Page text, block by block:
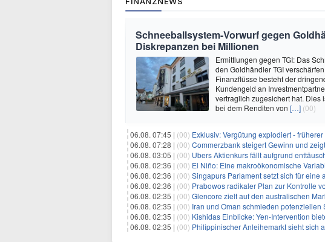
Schneeballsystem-Vorwurf gegen
Diskrepanzen bei Millionen
Ermittlungen gegen TGI: Das
den Goldhändler TGI
Finanzflüsse besteht der
Kundengeld an
vertraglich zugesichert hat. Dies
bei dem Renditen von […] (00)
06.08. 07:45 | (00) Exklusiv: Vergütung explodiert -
06.08. 07:28 | (00) Commerzbank steigert Gewinn und
06.08. 03:05 | (00) Ubers Aktienkurs fällt aufgrund
06.08. 02:36 | (00) El Niño: Eine makroökonomische
06.08. 02:36 | (00) Singapurs Parlament setzt sich für eine
06.08. 02:36 | (00) Prabowos radikaler Plan zur Kontrolle
06.08. 02:35 | (00) Glencore zielt auf den australischen
06.08. 02:35 | (00) Iran und Oman schmieden potenziellen
06.08. 02:35 | (00) Kishidas Einblicke: Yen-Intervention bietet
06.08. 02:35 | (00) Philippinischer Anleihemarkt sieht sich